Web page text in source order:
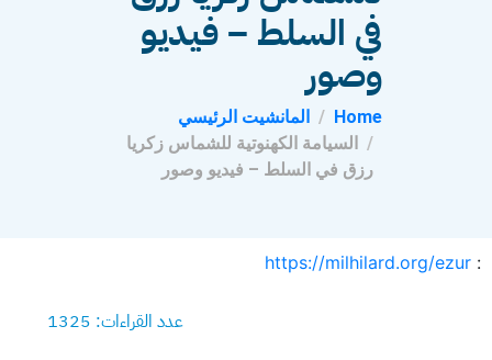
في السلط – فيديو
وصور
Home
المانشيت الرئيسي
السيامة الكهنوتية للشماس زكريا
رزق في السلط – فيديو وصور
:
https://milhilard.org/ezur
عدد القراءات: 1325